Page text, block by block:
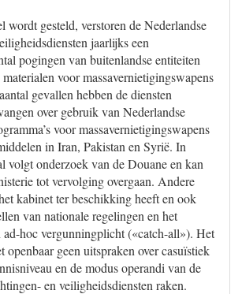
wordt gesteld, verstoren de Nederlandse
jaarlijks een
pogingen van buitenlandse entiteiten
voor massavernietigingswapens
gevallen hebben de diensten
over gebruik van Nederlandse
voor massavernietigingswapens
in Iran, Pakistan en Syrië. In
volgt onderzoek van de Douane en kan
tot vervolging overgaan. Andere
kabinet ter beschikking heeft en ook
van nationale regelingen en het
ad-hoc vergunningplicht («catch-all»). Het
openbaar geen uitspraken over casuïstiek
en de modus operandi van de
en veiligheidsdiensten raken.